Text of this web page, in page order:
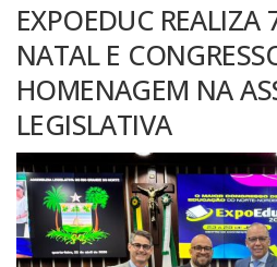
REQUERIMENTOS EMENDAS
REVISTA
EXPOEDUC REALIZA
NATAL E
HOMENAGEM NA
LEGISLATIVA